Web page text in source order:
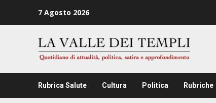
7 Agosto 2026
Rubrica Salute Cultura Politica Rubriche